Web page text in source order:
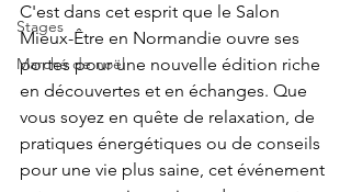
Stages
Marché de noël
C'est dans cet esprit que le Salon
Mieux-Être en Normandie ouvre ses
portes pour une nouvelle édition riche
en découvertes et en échanges. Que
vous soyez en quête de relaxation, de
pratiques énergétiques ou de conseils
pour une vie plus saine, cet événement